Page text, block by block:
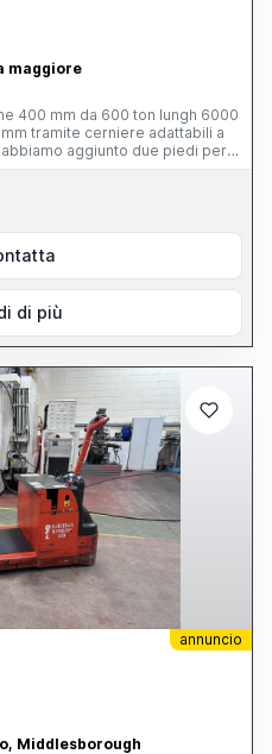
maggiore
aumentare la portata a 80 qli . peso cad 52 kg
di più
annuncio
Middlesborough